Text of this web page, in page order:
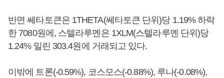
반면 쎄타토큰은 1THETA(쎄타토큰 단위)당 1.19% 하락
한 7080원에, 스텔라루멘은 1XLM(스텔라루멘 단위)당
1.24% 밀린 303.4원에 거래되고 있다.
이밖에 트론(-0.59%), 코스모스(-0.88%), 루나(-0.08%),